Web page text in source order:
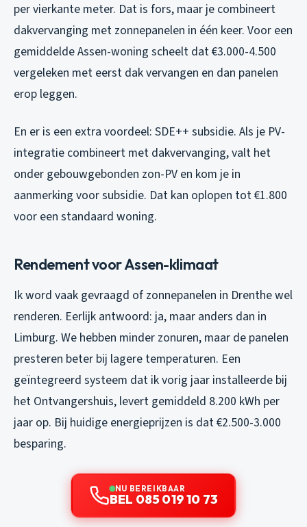
per vierkante meter. Dat is fors, maar je combineert
dakvervanging met zonnepanelen in één keer. Voor een
gemiddelde Assen-woning scheelt dat €3.000-4.500
vergeleken met eerst dak vervangen en dan panelen
erop leggen.
En er is een extra voordeel: SDE++ subsidie. Als je PV-
integratie combineert met dakvervanging, valt het
onder gebouwgebonden zon-PV en kom je in
aanmerking voor subsidie. Dat kan oplopen tot €1.800
voor een standaard woning.
Rendement voor Assen-klimaat
Ik word vaak gevraagd of zonnepanelen in Drenthe wel
renderen. Eerlijk antwoord: ja, maar anders dan in
Limburg. We hebben minder zonuren, maar de panelen
presteren beter bij lagere temperaturen. Een
geïntegreerd systeem dat ik vorig jaar installeerde bij
het Ontvangershuis, levert gemiddeld 8.200 kWh per
jaar op. Bij huidige energieprijzen is dat €2.500-3.000
besparing.
NU BEREIKBAAR
BEL 085 019 10 73